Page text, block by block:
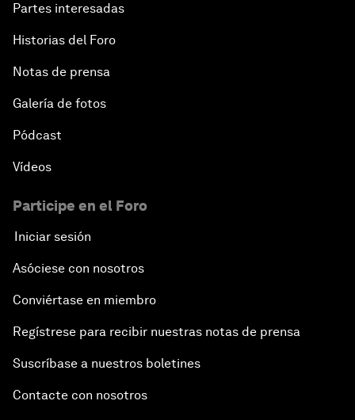
Partes interesadas
Historias del Foro
Notas de prensa
Galería de fotos
Pódcast
Vídeos
Participe en el Foro
Iniciar sesión
Asóciese con nosotros
Conviértase en miembro
Regístrese para recibir nuestras notas de prensa
Suscríbase a nuestros boletines
Contacte con nosotros